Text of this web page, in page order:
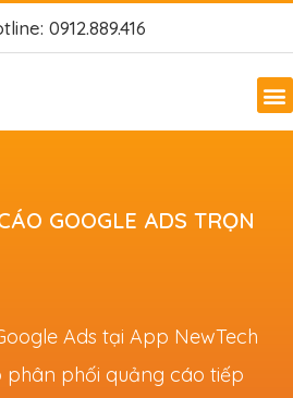
0912.889.416
GOOGLE ADS TRỌN
Ads tại App NewTech
phối quảng cáo tiếp